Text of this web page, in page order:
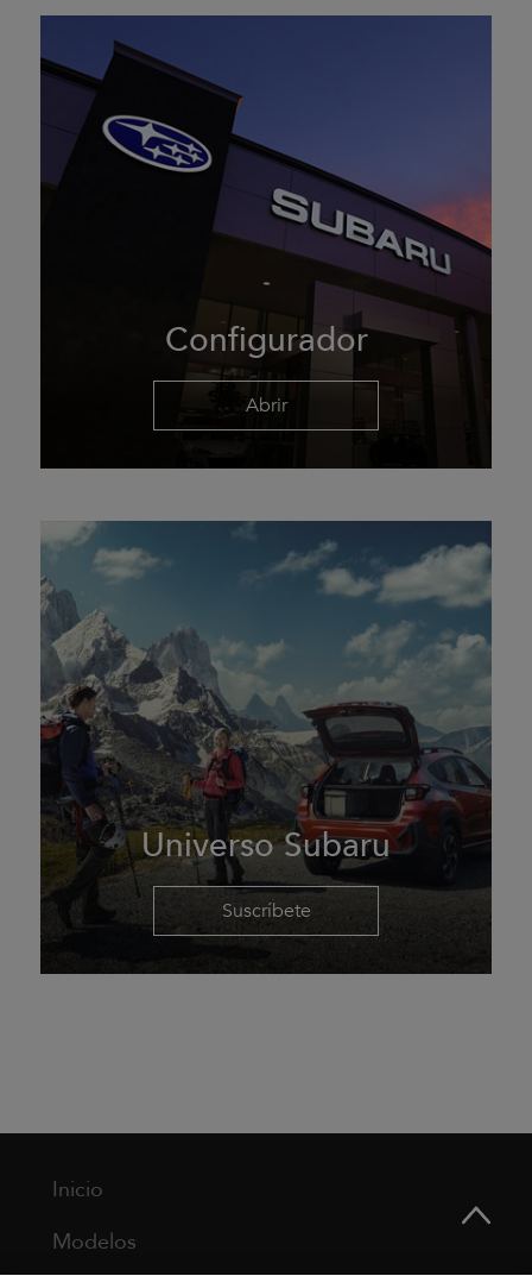
Configurador
Abrir
Universo Subaru
Suscríbete
Inicio
Modelos